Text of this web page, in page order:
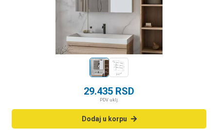
29.435 RSD
PDV uklj.
Dodaj u korpu